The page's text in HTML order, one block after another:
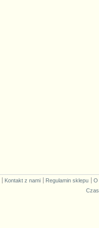
Kontakt z nami Regulamin sklepu
O